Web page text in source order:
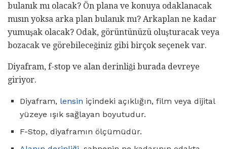
bulanık mı olacak? Ön plana ve konuya odaklanacak
mısın yoksa arka plan bulanık mı? Arkaplan ne kadar
yumuşak olacak? Odak, görüntünüzü oluşturacak veya
bozacak ve görebileceğiniz gibi birçok seçenek var.
Diyafram, f-stop ve alan derinliği burada devreye
giriyor.
Diyafram, lensin içindeki açıklığın, film veya dijital
yüzeye ışık sağlayan boyutudur.
F-Stop, diyaframın ölçümüdür.